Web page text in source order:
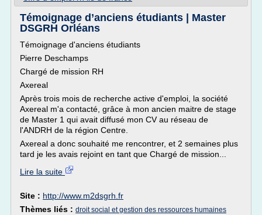
Témoignage d’anciens étudiants | Master
DSGRH Orléans
Témoignage d'anciens étudiants
Pierre Deschamps
Chargé de mission RH
Axereal
Après trois mois de recherche active d'emploi, la société
Axereal m'a contacté, grâce à mon ancien maitre de stage
de Master 1 qui avait diffusé mon CV au réseau de
l'ANDRH de la région Centre.
Axereal a donc souhaité me rencontrer, et 2 semaines plus
tard je les avais rejoint en tant que Chargé de mission...
Lire la suite
Site : http://www.m2dsgrh.fr
Thèmes liés : droit social et gestion des ressources humaines